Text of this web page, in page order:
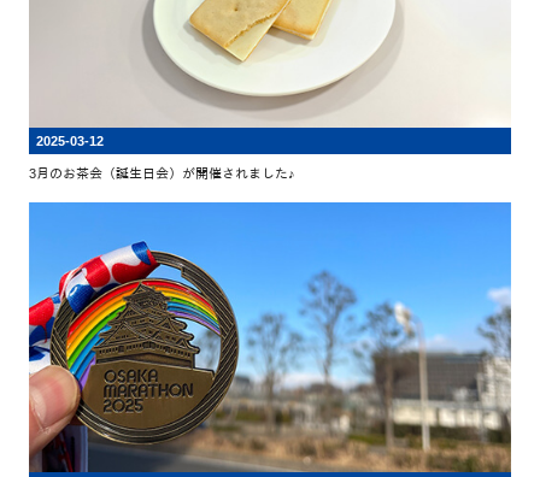
2025-03-12
3月のお茶会（誕生日会）が開催されました♪